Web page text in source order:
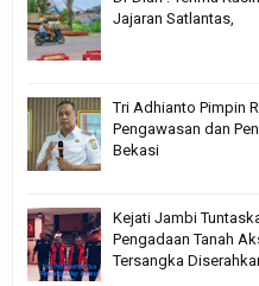
Jajaran Satlantas,
Tri Adhianto Pimpin
Pengawasan dan
Bekasi
Kejati Jambi
Pengadaan Tanah
Tersangka